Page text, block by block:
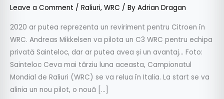
Leave a Comment / Raliuri, WRC / By Adrian Dragan
2020 ar putea reprezenta un reviriment pentru Citroen în
WRC. Andreas Mikkelsen va pilota un C3 WRC pentru echipa
privată Sainteloc, dar ar putea avea și un avantaj… Foto:
Sainteloc Ceva mai târziu luna aceasta, Campionatul
Mondial de Raliuri (WRC) se va relua în Italia. La start se va
alinia un nou pilot, o nouă […]